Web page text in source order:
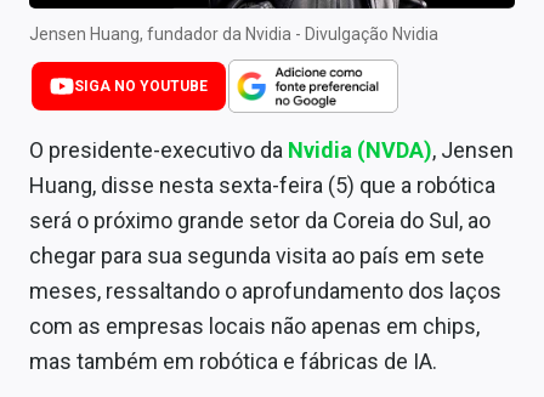
Central dos IPOs
Finanças Pessoais
Mercados
Economia
Empresas
Jensen Huang, fundador da Nvidia - Divulgação Nvidia
SIGA NO YOUTUBE
O presidente-executivo da Nvidia (NVDA), Jensen
Huang, disse nesta sexta-feira (5) que a robótica
será o próximo grande setor da Coreia do Sul, ao
chegar para sua segunda visita ao país em sete
meses, ressaltando o aprofundamento dos laços
com as empresas locais não apenas em chips,
mas também em robótica e fábricas de IA.